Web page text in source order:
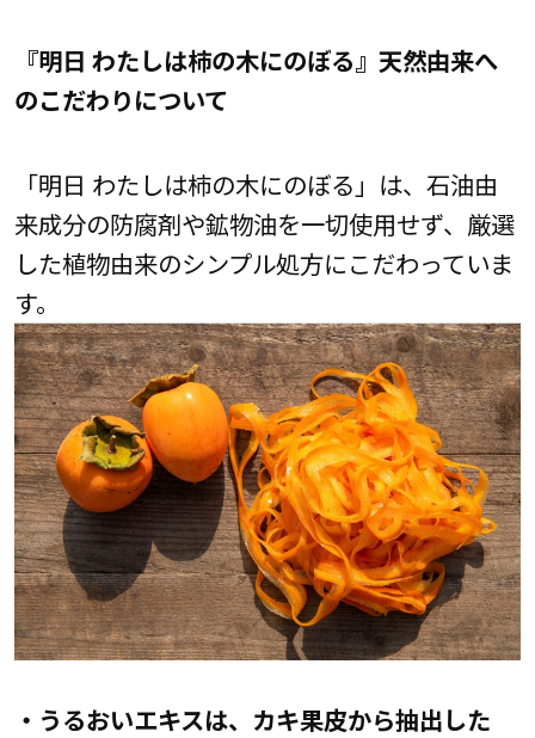
『明日 わたしは柿の木にのぼる』天然由来へ
のこだわりについて
「明日 わたしは柿の木にのぼる」は、石油由
来成分の防腐剤や鉱物油を一切使用せず、厳選
した植物由来のシンプル処方にこだわっていま
す。
・うるおいエキスは、カキ果皮から抽出した